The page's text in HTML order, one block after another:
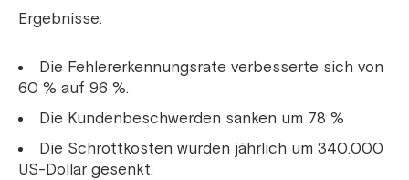
Ergebnisse:
Die Fehlererkennungsrate verbesserte sich von
60 % auf 96 %.
Die Kundenbeschwerden sanken um 78 %
Die Schrottkosten wurden jährlich um 340.000
US-Dollar gesenkt.